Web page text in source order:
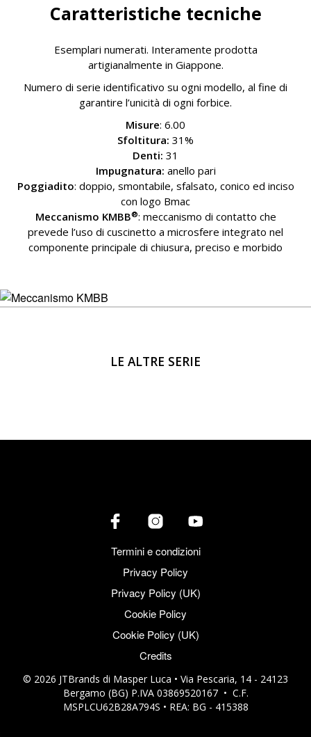
Caratteristiche tecniche
Esemplari numerati. Interamente prodotta
artigianalmente in Giappone.
Numero di serie identificativo su ogni modello, al fine di
garantire l’unicità di ogni forbice.
Misure: 6.00
Sfoltitura: 31%
Denti: 31
Impugnatura: anello pari
Poggiadito: doppio, smontabile, sfalsato, conico ed inciso
con logo Bmac
Meccanismo KMBB®: meccanismo di contatto che
prevede l’uso di cuscinetto a microsfere integrato nel
componente principale di chiusura, preciso e morbido
LE ALTRE SERIE
Termini e condizioni
Privacy Policy
Privacy Policy (UK)
Cookie Policy
Cookie Policy (UK)
Credits
© 2026 JTBrands di Masper Luca • Via Pescaria, 14 - 24123
Bergamo (BG) P.IVA 03869520167 • C.F.
MSPLCU62B28A794S • REA: BG - 415388